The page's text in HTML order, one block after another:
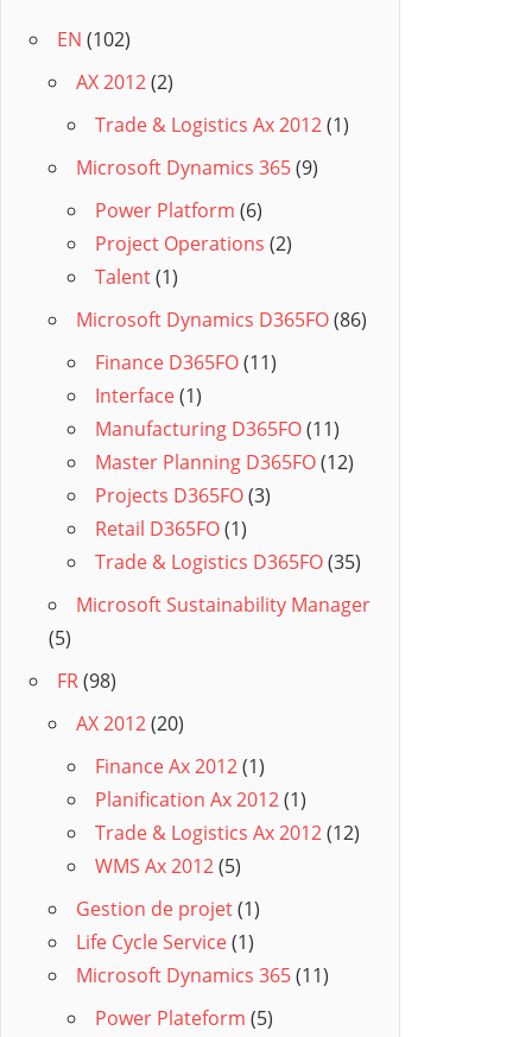
EN (102)
AX 2012(2)
Trade & Logistics Ax 2012(1)
Microsoft Dynamics 365(9)
Power Platform (6)
Project Operations (2)
Talent(1)
Microsoft Dynamics D365FO(86)
Finance D365FO(11)
Interface(1)
Manufacturing D365FO(11)
Master Planning D365FO(12)
Projects D365FO(3)
Retail D365FO(1)
Trade & Logistics D365FO(35)
Microsoft Sustainability Manager
(5)
FR(98)
AX 2012(20)
Finance Ax 2012(1)
Planification Ax 2012(1)
Trade & Logistics Ax 2012(12)
WMS Ax 2012(5)
Gestion de projet(1)
Life Cycle Service(1)
Microsoft Dynamics 365(11)
Power Plateform (5)